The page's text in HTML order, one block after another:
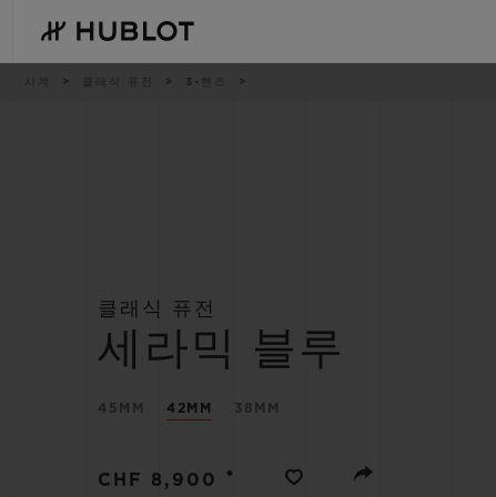
main
content
이시계 클래식 퓨전 3-핸즈
클래식 퓨전
세라믹 블루
45MM 42MM 38MM
CHF 8,900 •